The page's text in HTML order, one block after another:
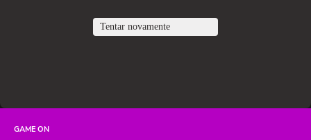
GAME ON